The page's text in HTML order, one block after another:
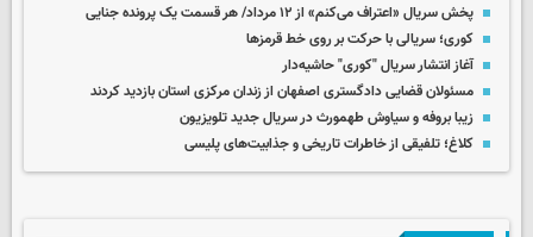
پخش سریال «اعتراف می‌کنم» از ۱۲ مرداد/ هر قسمت یک پرونده جنایی
کوری؛ سریالی با حرکت بر روی خط قرمزها
آغاز انتشار سریال "کوری" حاشیه‌دار
مسئولان قضایی دادگستری اصفهان از زندان مرکزی استان بازدید کردند
زیبا بروفه و سیاوش طهمورث در سریال جدید تلویزیون
کلاغ؛ تلفیقی از خاطرات تاریخی و جذابیت‌های پلیسی